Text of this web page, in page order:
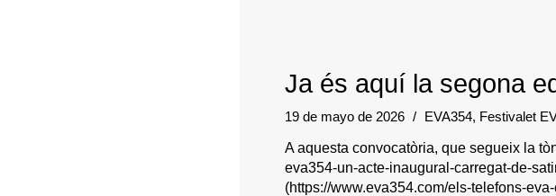
Ja és aquí la segona
19 de mayo de 2026 / EVA354, Festivalet
A aquesta convocatòria, que segueix la
eva354-un-acte-inaugural-carregat-de-
(https://www.eva354.com/els-telefons-